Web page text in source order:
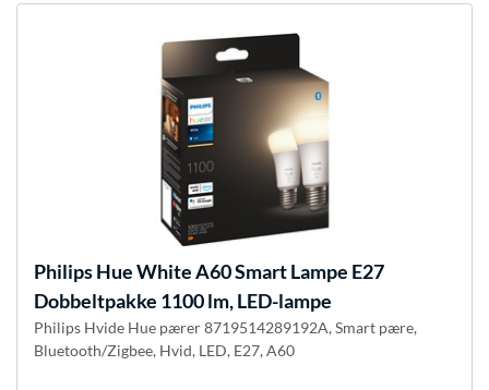
Philips HueWhite A60 Smart Lampe E27
Dobbeltpakke 1100 lm, LED-lampe
Philips Hvide Hue pærer 8719514289192A, Smart pære,
Bluetooth/Zigbee, Hvid, LED, E27, A60